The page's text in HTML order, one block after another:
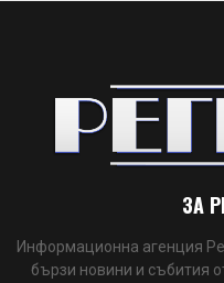
ЗА
Информационна агенция
бързи новини и събития